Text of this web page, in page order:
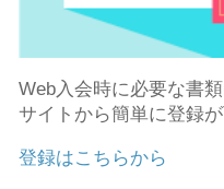
Web入会時に必要な書
サイトから簡単に登録が
登録はこちらから